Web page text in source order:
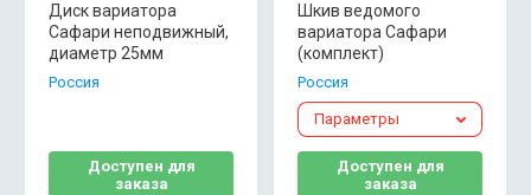
Диск вариатора
Сафари неподвижный,
диаметр 25мм
Россия
Доступен для
заказа
Шкив ведомого
вариатора Сафари
(комплект)
Россия
Параметры
Доступен для
заказа